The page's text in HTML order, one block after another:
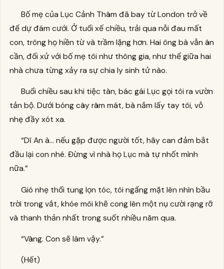
Bố mẹ của Lục Cảnh Thâm đã bay từ London trở về
để dự đám cưới. Ở tuổi xế chiều, trải qua nỗi đau mất
con, trông họ hiền từ và trầm lặng hơn. Hai ông bà vẫn ân
cần, đối xử với bố mẹ tôi như thông gia, như thể giữa hai
nhà chưa từng xảy ra sự chia ly sinh tử nào.
Buổi chiều sau khi tiệc tàn, bác gái Lục gọi tôi ra vườn
tản bộ. Dưới bóng cây râm mát, bà nắm lấy tay tôi, vỗ
nhẹ đầy xót xa.
“Dĩ An à... nếu gặp được người tốt, hãy can đảm bắt
đầu lại con nhé. Đừng vì nhà họ Lục mà tự nhốt mình
nữa.”
Gió nhẹ thổi tung lọn tóc, tôi ngẩng mặt lên nhìn bầu
trời trong vắt, khóe môi khẽ cong lên một nụ cười rạng rỡ
và thanh thản nhất trong suốt nhiều năm qua.
“Vâng. Con sẽ làm vậy.”
(Hết)